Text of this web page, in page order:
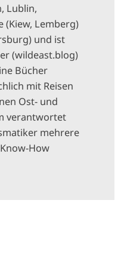
Lublin,
(Kiew, Lemberg)
und ist
(wildeast.blog)
Bücher
mit Reisen
Ost- und
verantwortet
mehrere
How